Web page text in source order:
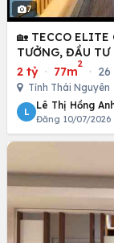
7
🏡 TECCO
TƯỞNG, ĐẦU TƯ
2 tỷ · 77m
2
·
Tỉnh Thái Nguyên
L
Lê Thị Hồng
Đăng 10/07/2026